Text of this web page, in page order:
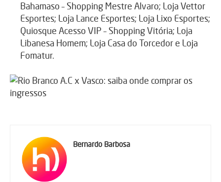
Bahamaso – Shopping Mestre Alvaro; Loja Vettor
Esportes; Loja Lance Esportes; Loja Lixo Esportes;
Quiosque Acesso VIP – Shopping Vitória; Loja
Libanesa Homem; Loja Casa do Torcedor e Loja
Fomatur.
Bernardo Barbosa